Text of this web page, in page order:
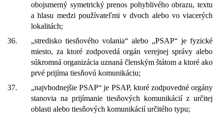
obojsmerný symetrický prenos pohyblivého obrazu, textu
a hlasu medzi používateľmi v dvoch alebo vo viacerých
lokalitách;
36.
„stredisko tiesňového volania“ alebo „PSAP“ je fyzické
miesto, za ktoré zodpovedá orgán verejnej správy alebo
súkromná organizácia uznaná členským štátom a ktoré ako
prvé prijíma tiesňovú komunikáciu;
37.
„najvhodnejšie PSAP“ je PSAP, ktoré zodpovedné orgány
stanovia na prijímanie tiesňových komunikácií z určitej
oblasti alebo tiesňových komunikácií určitého typu;